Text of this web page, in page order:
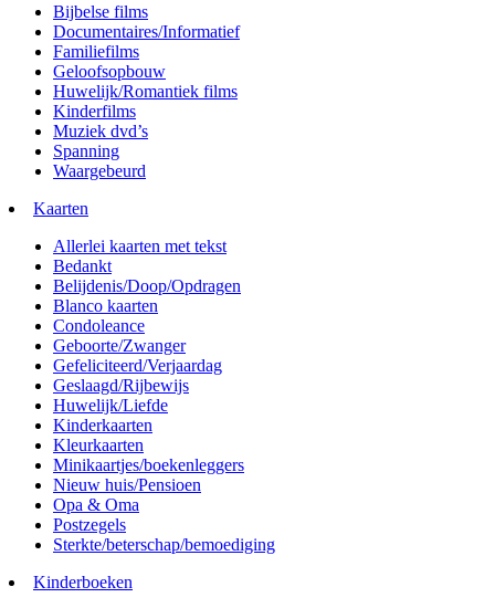
Bijbelse films
Documentaires/Informatief
Familiefilms
Geloofsopbouw
Huwelijk/Romantiek films
Kinderfilms
Muziek dvd’s
Spanning
Waargebeurd
Kaarten
Allerlei kaarten met tekst
Bedankt
Belijdenis/Doop/Opdragen
Blanco kaarten
Condoleance
Geboorte/Zwanger
Gefeliciteerd/Verjaardag
Geslaagd/Rijbewijs
Huwelijk/Liefde
Kinderkaarten
Kleurkaarten
Minikaartjes/boekenleggers
Nieuw huis/Pensioen
Opa & Oma
Postzegels
Sterkte/beterschap/bemoediging
Kinderboeken